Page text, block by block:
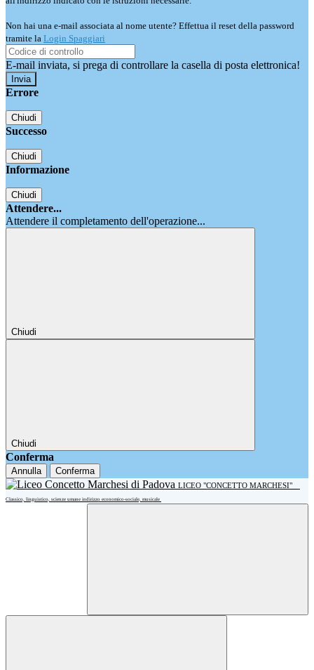
Non hai una e-mail associata al nome utente? Effettua il reset della password
tramite la Login Spaggiari
E-mail inviata, si prega di controllare la casella di posta elettronica!
Errore
Chiudi
Successo
Chiudi
Informazione
Chiudi
Attendere...
Attendere il completamento dell'operazione...
Chiudi
Chiudi
Conferma
Annulla Conferma
LICEO "CONCETTO MARCHESI"
Classico, linguistico, scienze umane indirizzo economico-sociale, musicale